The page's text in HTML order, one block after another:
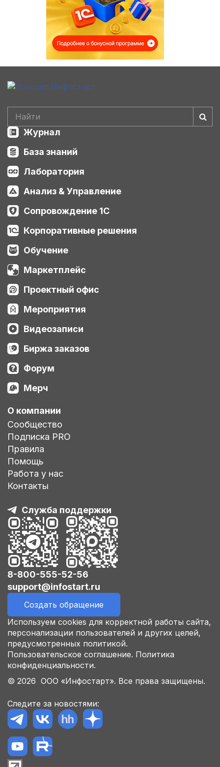
Журнал
База знаний
Лаборатория
Анализ & Управление
Сопровождение 1С
Корпоративные решения
Обучение
Маркетплейс
Проектный офис
Мероприятия
Видеозаписи
Биржа заказов
Форум
Мерч
О компании
Сообщество
Подписка PRO
Правила
Помощь
Работа у нас
Контакты
Служба поддержки
8-800-555-52-56
support@infostart.ru
Создать обращение
Используем cookies для корректной работы сайта,
персонализации пользователей и других целей,
предусмотренных политикой.
Пользовательское соглашение. Политика
конфиденциальности.
© 2026 ООО «Инфостарт». Все права защищены.
Следите за новостями: